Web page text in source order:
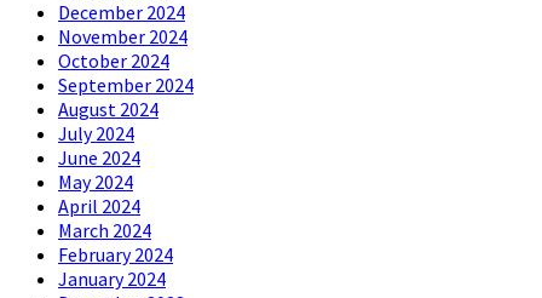
December 2024
November 2024
October 2024
September 2024
August 2024
July 2024
June 2024
May 2024
April 2024
March 2024
February 2024
January 2024